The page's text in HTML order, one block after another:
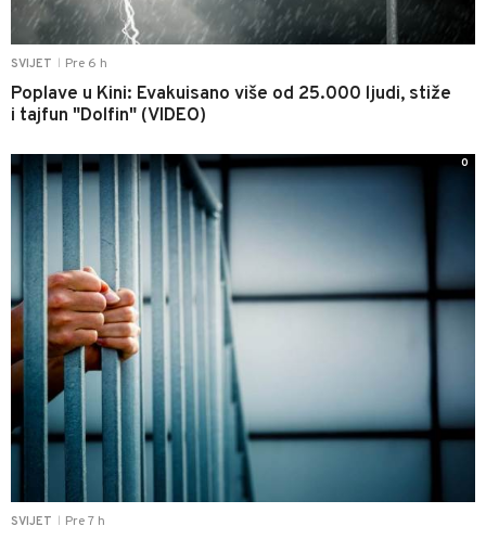
SVIJET Pre 6 h
Poplave u Kini: Evakuisano više od 25.000 ljudi, stiže
i tajfun "Dolfin" (VIDEO)
SVIJET Pre 7 h
0